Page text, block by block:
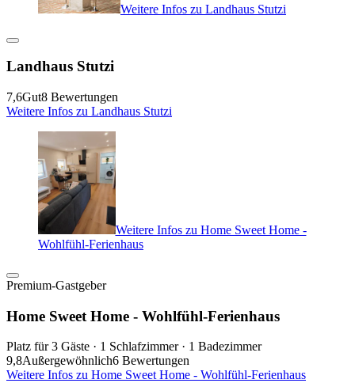
Weitere Infos zu Landhaus Stutzi
Landhaus Stutzi
7,6Gut8 Bewertungen
Weitere Infos zu Landhaus Stutzi
Weitere Infos zu Home Sweet Home -
Wohlfühl-Ferienhaus
Premium-Gastgeber
Home Sweet Home - Wohlfühl-Ferienhaus
Platz für 3 Gäste · 1 Schlafzimmer · 1 Badezimmer
9,8Außergewöhnlich6 Bewertungen
Weitere Infos zu Home Sweet Home - Wohlfühl-Ferienhaus